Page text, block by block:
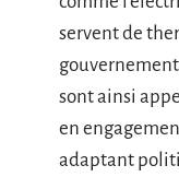
servent de
sont ainsi
en
adaptant